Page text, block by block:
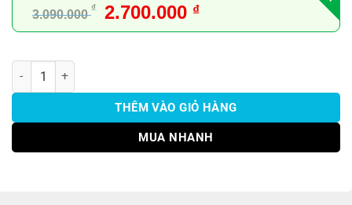
3.090.000₫
Giá
gốc
2.700.000 ₫Giá
hiện
2.700.000 ₫.
VGA ZOTAC GAMING GTX 1660 TWIN FAN 6GB 2ND SERIAL số lượng
THÊM VÀO GIỎ HÀNG
MUA NHANH